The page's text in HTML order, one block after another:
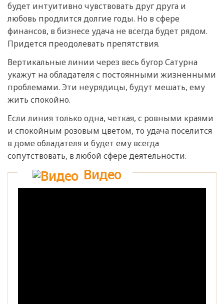
будет интуитивно чувствовать друг друга и
любовь продлится долгие годы. Но в сфере
финансов, в бизнесе удача не всегда будет рядом.
Придется преодолевать препятствия.
Вертикальные линии через весь бугор Сатурна
укажут на обладателя с постоянными жизненными
проблемами. Эти неурядицы, будут мешать, ему
жить спокойно.
Если линия только одна, четкая, с ровными краями
и спокойным розовым цветом, то удача поселится
в доме обладателя и будет ему всегда
сопутствовать, в любой сфере деятельности.
Видео